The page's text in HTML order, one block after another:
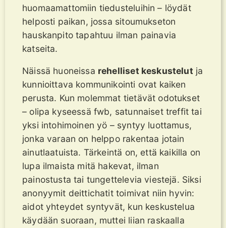
huomaamattomiin tiedusteluihin – löydät
helposti paikan, jossa sitoumukseton
hauskanpito tapahtuu ilman painavia
katseita.
Näissä huoneissa rehelliset keskustelut ja
kunnioittava kommunikointi ovat kaiken
perusta. Kun molemmat tietävät odotukset
– olipa kyseessä fwb, satunnaiset treffit tai
yksi intohimoinen yö – syntyy luottamus,
jonka varaan on helppo rakentaa jotain
ainutlaatuista. Tärkeintä on, että kaikilla on
lupa ilmaista mitä hakevat, ilman
painostusta tai tungettelevia viestejä. Siksi
anonyymit deittichatit toimivat niin hyvin:
aidot yhteydet syntyvät, kun keskustelua
käydään suoraan, muttei liian raskaalla